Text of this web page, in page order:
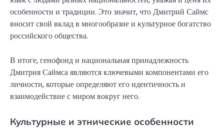
особенности и традиции. Это значит, что Дмитрий Саймс
вносит свой вклад в многообразие и культурное богатство
российского общества.
В итоге, генофонд и национальная принадлежность
Дмитрия Саймса являются ключевыми компонентами его
личности, которые определяют его идентичность и
взаимодействие с миром вокруг него.
Культурные и этнические особенности